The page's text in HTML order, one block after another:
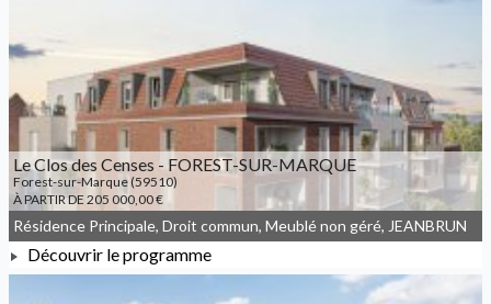
À PARTIR DE 199 000,00 €
Le Clos des Censes - FOREST-SUR-MARQUE
Forest-sur-Marque (59510)
À PARTIR DE 205 000,00 €
Résidence Principale, Droit commun, Meublé non géré, JEANBRUN
Découvrir le programme